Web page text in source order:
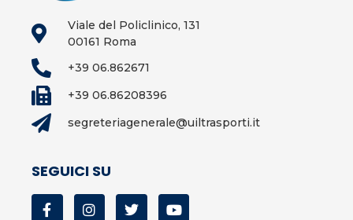
Viale del Policlinico, 131
00161 Roma
+39 06.862671
+39 06.86208396
segreteriagenerale@uiltrasporti.it
SEGUICI SU